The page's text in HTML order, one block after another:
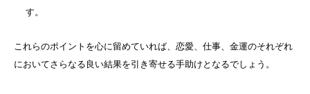
す。
これらのポイントを心に留めていれば、恋愛、仕事、金運のそれぞれ
においてさらなる良い結果を引き寄せる手助けとなるでしょう。